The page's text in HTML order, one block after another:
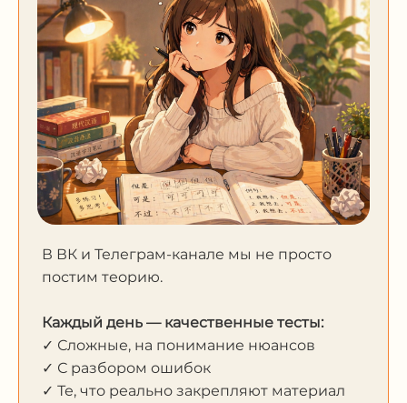
В ВК и Телеграм-канале мы не просто
постим теорию.
Каждый день — качественные тесты:
✓ Сложные, на понимание нюансов
✓ С разбором ошибок
✓ Те, что реально закрепляют материал